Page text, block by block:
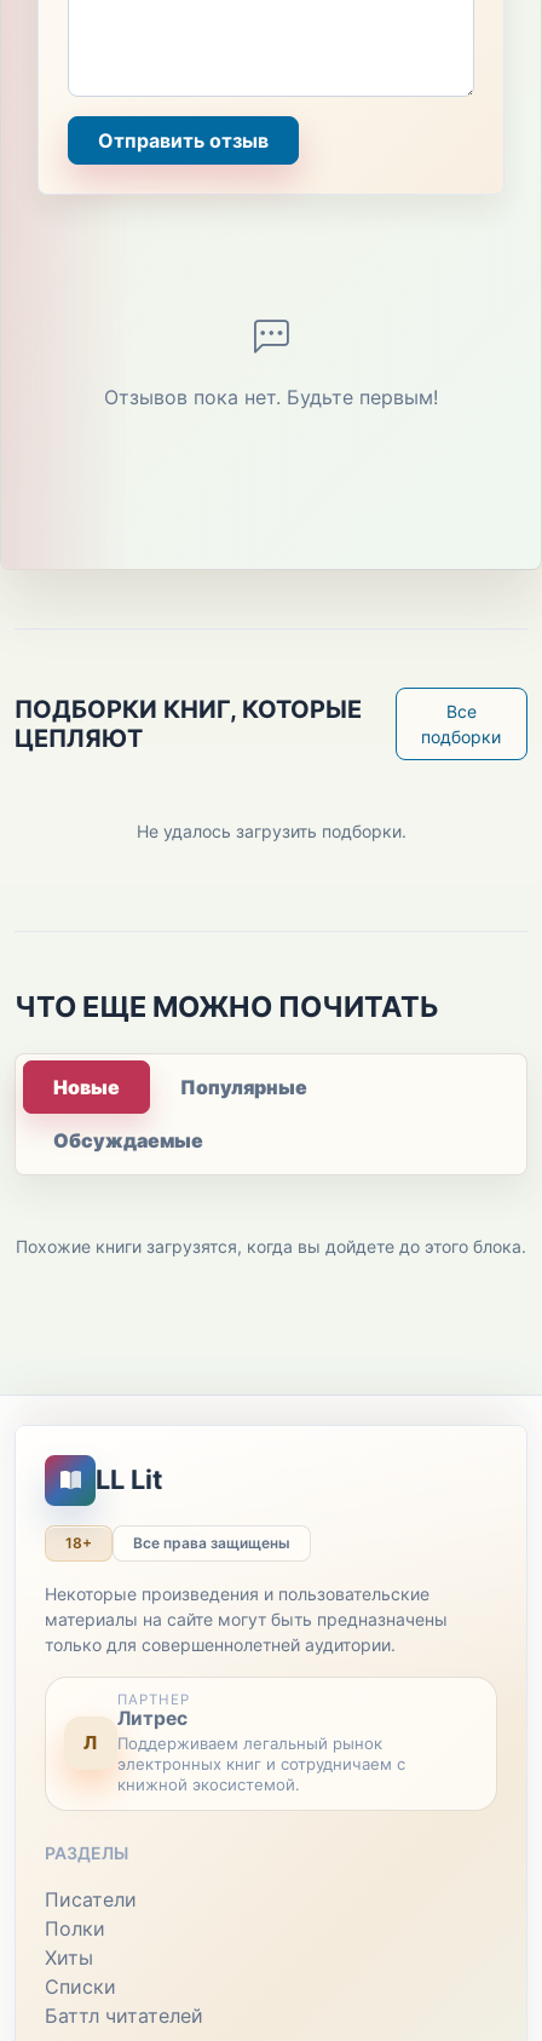
Отправить отзыв
Отзывов пока нет. Будьте первым!
ПОДБОРКИ КНИГ, КОТОРЫЕ
ЦЕПЛЯЮТ
Все
подборки
Не удалось загрузить подборки.
ЧТО ЕЩЕ МОЖНО ПОЧИТАТЬ
Новые Популярные
Обсуждаемые
Похожие книги загрузятся, когда вы дойдете до этого блока.
LL Lit
18+ Все права защищены
Некоторые произведения и пользовательские
материалы на сайте могут быть предназначены
только для совершеннолетней аудитории.
Л
ПАРТНЕР
Литрес
Поддерживаем легальный рынок
электронных книг и сотрудничаем с
книжной экосистемой.
РАЗДЕЛЫ
Писатели
Полки
Хиты
Списки
Баттл читателей